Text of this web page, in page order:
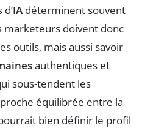
IA déterminent souvent
marketeurs doivent donc
outils, mais aussi savoir
authentiques et
sous-tendent les
équilibrée entre la
bien définir le profil